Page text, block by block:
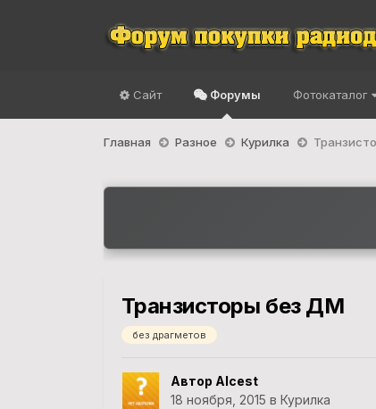
Сайт Форумы Фотокаталог
Главная Разное Курилка
Транзисторы без ДМ
без драгметов
Автор Alcest
18 ноября, 2015 в Курилка